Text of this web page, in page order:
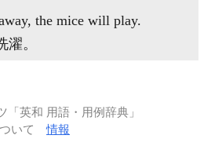
the mice will play.
濯。
「英和 用語・用例辞典」
ついて情報